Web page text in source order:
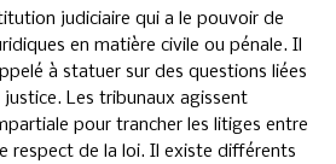
judiciaire qui a le pouvoir de
en matière civile ou pénale. Il
à statuer sur des questions liées
justice. Les tribunaux agissent
pour trancher les litiges entre
respect de la loi. Il existe différents